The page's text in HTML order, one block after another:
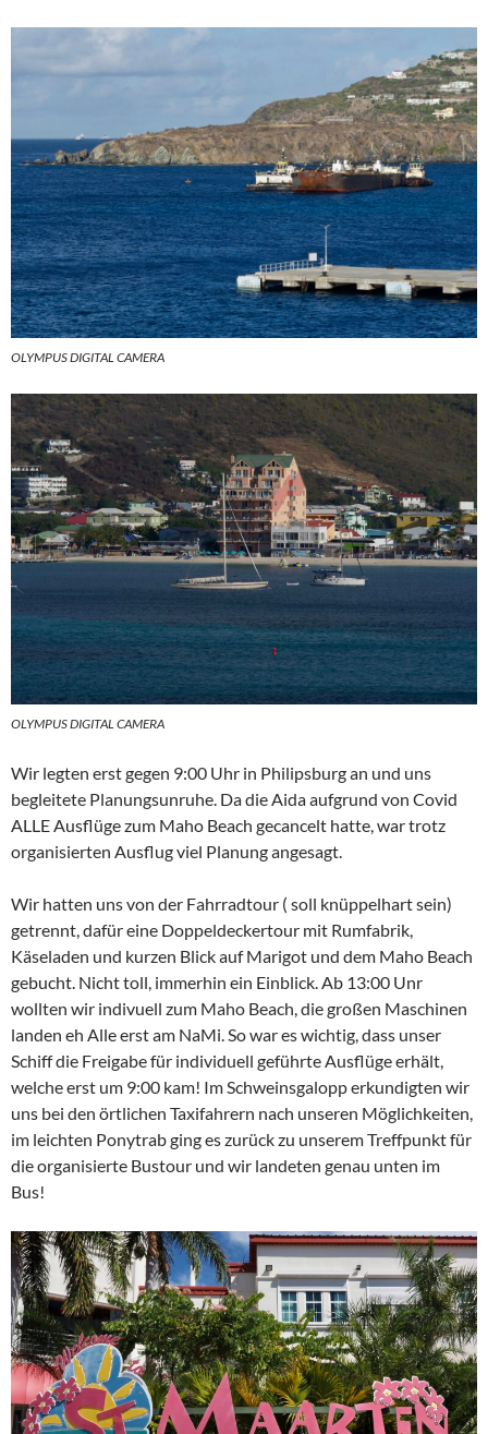
OLYMPUS DIGITAL CAMERA
OLYMPUS DIGITAL CAMERA
Wir legten erst gegen 9:00 Uhr in Philipsburg an und uns
begleitete Planungsunruhe. Da die Aida aufgrund von Covid
ALLE Ausflüge zum Maho Beach gecancelt hatte, war trotz
organisierten Ausflug viel Planung angesagt.
Wir hatten uns von der Fahrradtour ( soll knüppelhart sein)
getrennt, dafür eine Doppeldeckertour mit Rumfabrik,
Käseladen und kurzen Blick auf Marigot und dem Maho Beach
gebucht. Nicht toll, immerhin ein Einblick. Ab 13:00 Unr
wollten wir indivuell zum Maho Beach, die großen Maschinen
landen eh Alle erst am NaMi. So war es wichtig, dass unser
Schiff die Freigabe für individuell geführte Ausflüge erhält,
welche erst um 9:00 kam! Im Schweinsgalopp erkundigten wir
uns bei den örtlichen Taxifahrern nach unseren Möglichkeiten,
im leichten Ponytrab ging es zurück zu unserem Treffpunkt für
die organisierte Bustour und wir landeten genau unten im
Bus!